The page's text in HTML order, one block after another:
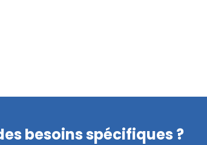
besoins spécifiques ?